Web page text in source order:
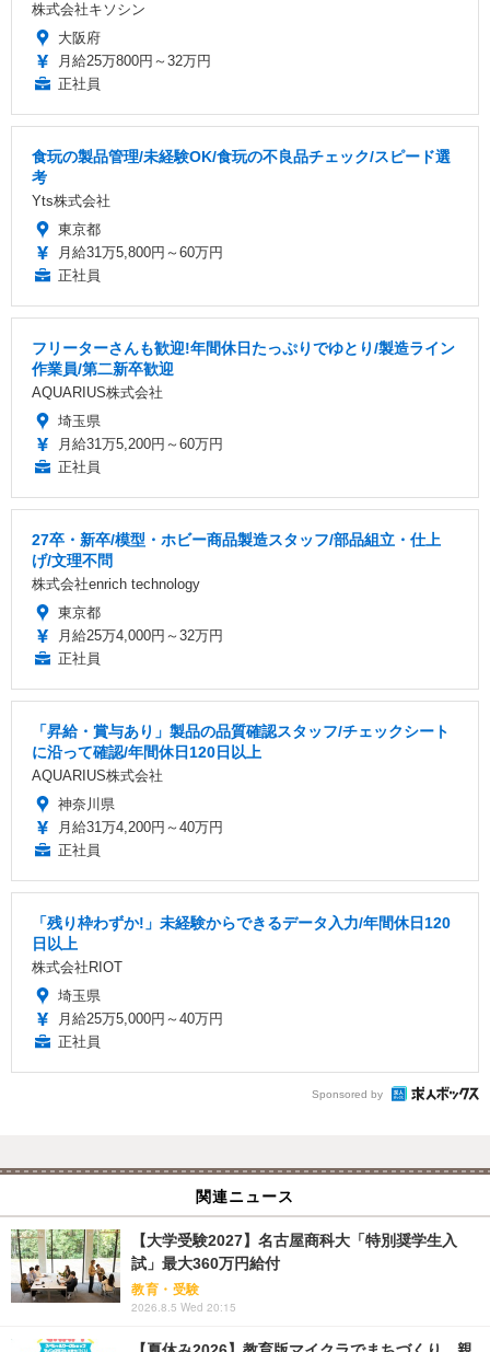
株式会社キソシン
大阪府
月給25万800円～32万円
正社員
食玩の製品管理/未経験OK/食玩の不良品チェック/スピード選
考
Yts株式会社
東京都
月給31万5,800円～60万円
正社員
フリーターさんも歓迎!年間休日たっぷりでゆとり/製造ライン
作業員/第二新卒歓迎
AQUARIUS株式会社
埼玉県
月給31万5,200円～60万円
正社員
27卒・新卒/模型・ホビー商品製造スタッフ/部品組立・仕上
げ/文理不問
株式会社enrich technology
東京都
月給25万4,000円～32万円
正社員
「昇給・賞与あり」製品の品質確認スタッフ/チェックシート
に沿って確認/年間休日120日以上
AQUARIUS株式会社
神奈川県
月給31万4,200円～40万円
正社員
「残り枠わずか!」未経験からできるデータ入力/年間休日120
日以上
株式会社RIOT
埼玉県
月給25万5,000円～40万円
正社員
Sponsored by
関連ニュース
【大学受験2027】名古屋商科大「特別奨学生入
試」最大360万円給付
教育・受験
2026.8.5 Wed 20:15